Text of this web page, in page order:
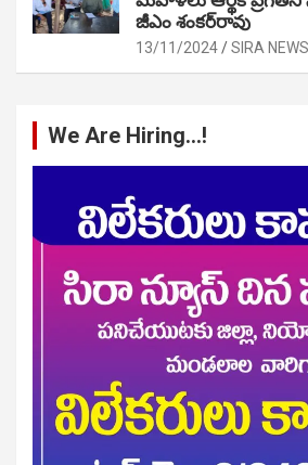
జీఎం శంకర్‌రావు
13/11/2024 SIRA NEWS
We Are Hiring…!